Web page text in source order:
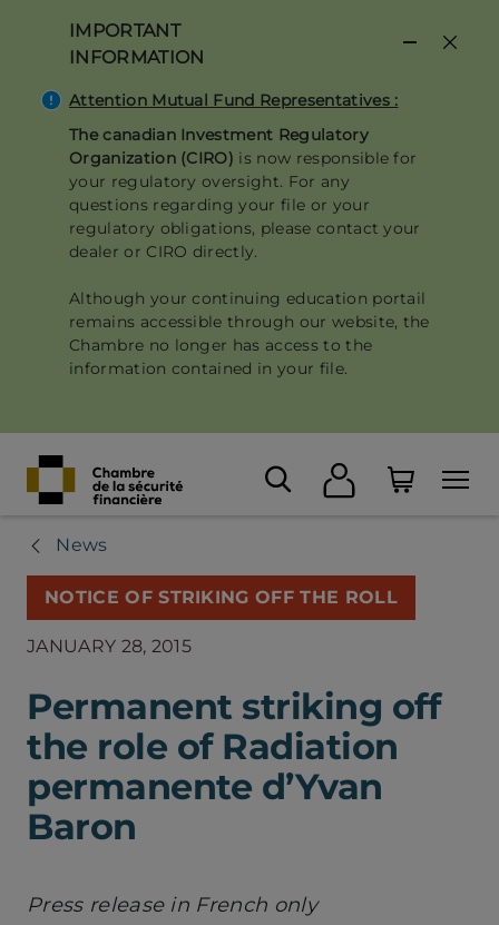
content
IMPORTANT
INFORMATION
Attention Mutual Fund Representatives :
The canadian Investment Regulatory
Organization (CIRO) is now responsible for
your regulatory oversight. For any
questions regarding your file or your
regulatory obligations, please contact your
dealer or CIRO directly.
Although your continuing education portail
remains accessible through our website, the
Chambre no longer has access to the
information contained in your file.
News
NOTICE OF STRIKING OFF THE ROLL
JANUARY 28, 2015
Permanent striking off
the role of Radiation
permanente d’Yvan
Baron
Press release in French only